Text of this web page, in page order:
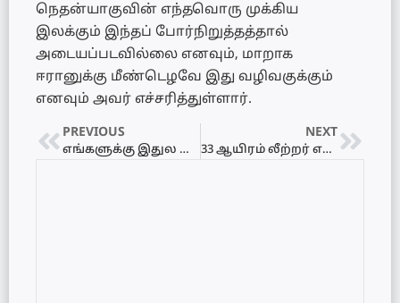
நெதன்யாகுவின் எந்தவொரு முக்கிய
இலக்கும் இந்தப் போர்நிறுத்தத்தால்
அடையப்படவில்லை எனவும், மாறாக
ஈரானுக்கு மீண்டெழவே இது வழிவகுக்கும்
எனவும் அவர் எச்சரித்துள்ளார்.
PREVIOUS
எங்களுக்கு இதுல கொஞ்சமும் விருப்பமில்லை! – ட்ரம்பின் முடிவால் கொதிக்கும் இஸ்ரேல்!
NEXT
33 ஆயிரம் லீற்றர் எரிபொருளுடன் பௌசர் விபத்து: வாளி வாளியாக அள்ளிச் சென்ற மக்கள்